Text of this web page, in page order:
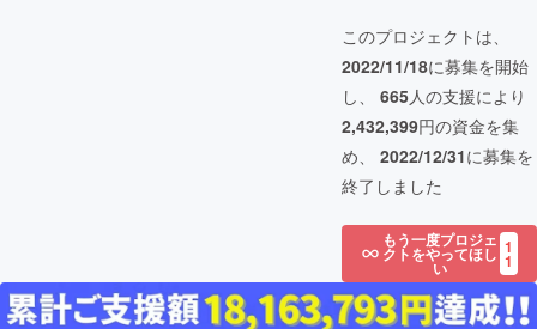
このプロジェクトは、
2022/11/18に募集を開始
し、 665人の支援により
2,432,399円の資金を集
め、 2022/12/31に募集を
終了しました
もう一度プロジェ
クトをやってほし
い
1
1